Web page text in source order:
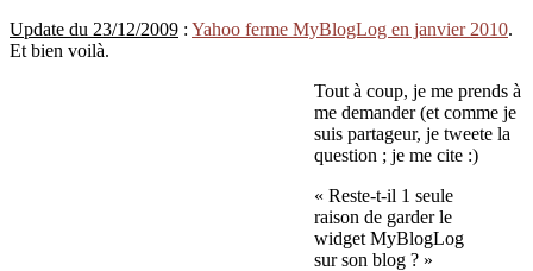
Update du 23/12/2009 : Yahoo ferme MyBlogLog en janvier 2010.
Et bien voilà.
Tout à coup, je me prends à
me demander (et comme je
suis partageur, je tweete la
question ; je me cite :)
« Reste-t-il 1 seule
raison de garder le
widget MyBlogLog
sur son blog ? »